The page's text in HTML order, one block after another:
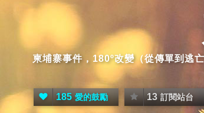
柬埔寨事件，180º改變（從傳單到逃
185 愛的鼓勵 13 訂閱站台